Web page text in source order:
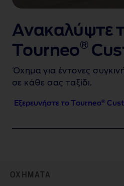
Ανακαλύψτε
Tourneo®
Όχημα για έντονες
σε κάθε σας ταξίδι.
Εξερευνήστε το Tourneo®
ΟΧΗΜΑΤΑ